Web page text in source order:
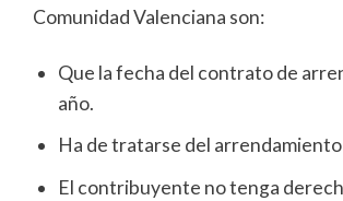
Comunidad Valenciana son:
Que la fecha del contrato de
año.
Ha de tratarse del
El contribuyente no tenga